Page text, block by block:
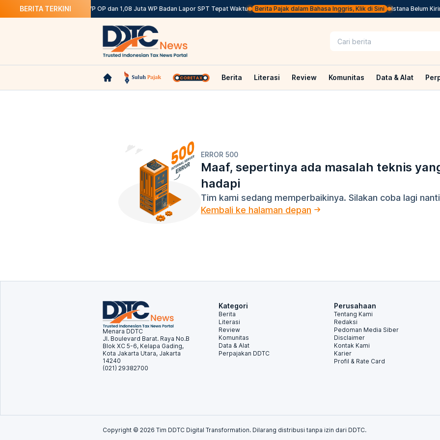
BERITA TERKINI
DJP: 12,12 Juta WP OP dan 1,08 Juta WP Badan Lapor SPT Tepat Waktu Berita Pajak dalam Bahasa Inggris, Klik di Sini Istana Belum
Berita Literasi Review Komunitas Data & Alat
ERROR 500
Maaf, sepertinya ada masalah teknis
hadapi
Tim kami sedang memperbaikinya. Silakan coba lagi
Kembali ke halaman depan
Menara DDTC
Jl. Boulevard Barat. Raya No.B
Blok XC 5-6, Kelapa Gading,
Kota Jakarta Utara, Jakarta
14240
(021) 29382700
Kategori
Berita
Literasi
Review
Komunitas
Data & Alat
Perpajakan DDTC
Perusahaan
Tentang Kami
Redaksi
Pedoman Media Siber
Disclaimer
Kontak Kami
Karier
Profil & Rate Card
Copyright © 2026 Tim DDTC Digital Transformation. Dilarang distribusi tanpa izin dari DDTC.